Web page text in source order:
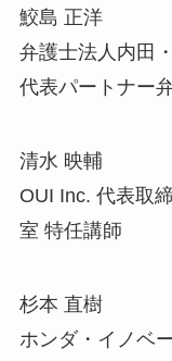
鮫島 正洋
弁護士法人内田
代表パートナー
清水 映輔
OUI Inc. 代表取
室 特任講師
杉本 直樹
ホンダ・イノベ